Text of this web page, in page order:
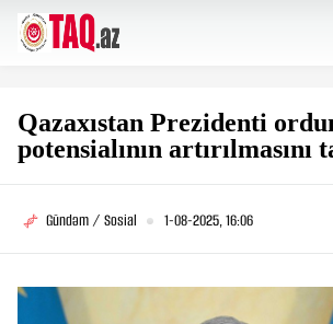
Qazaxıstan Prezidenti
potensialının artırılmasını
Gündəm / Sosial 1-08-2025, 16:06